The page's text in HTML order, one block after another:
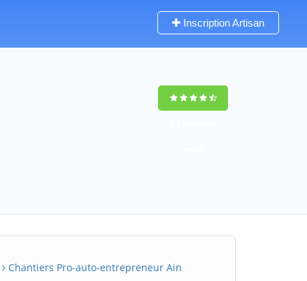
Inscription Artisan
Chantiers Pro-auto-entrepreneur Ain